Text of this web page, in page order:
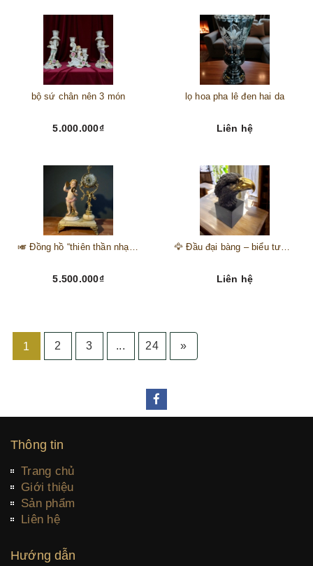
bộ sứ chân nên 3 món
5.000.000₫
lọ hoa pha lê đen hai da
Liên hệ
🎺 Đồng hồ “thiên thần nhạc hội” – tuyệt mỹ phẩm trang trí phong cách hoàng gia 🎼
5.500.000₫
🦅 Đầu đại bàng – biểu tượng của kẻ chinh phục trên đỉnh núi thành công 🦅
Liên hệ
1 2 3 ... 24 »
Thông tin
Trang chủ
Giới thiệu
Sản phẩm
Liên hệ
Hướng dẫn